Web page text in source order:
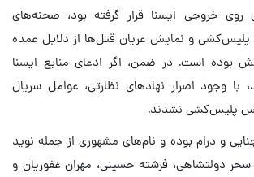
روی خروجی ایسنا قرار گرفته بود، صحنه‌های
پلیس‌کشی و نمایش عریان قتل‌ها از دلایل عمده
بوده است. در ضمن، اگر ادعای منابع ایسنا
با وجود اصرار نهادهای نظارتی، عوامل سریال
پلیس‌کشی نشدند.
و درام بوده و نام‌های مشهوری از جمله نوید
سحر دولتشاهی، فرشته حسینی، مهران غفوریان و